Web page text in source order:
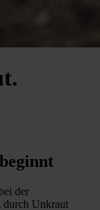
der
durch Unkraut